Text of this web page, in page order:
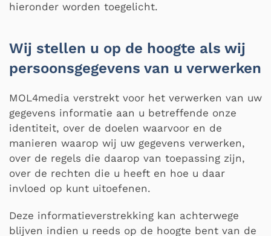
hieronder worden toegelicht.
Wij stellen u op de hoogte als wij
persoonsgegevens van u verwerken
MOL4media verstrekt voor het verwerken van uw
gegevens informatie aan u betreffende onze
identiteit, over de doelen waarvoor en de
manieren waarop wij uw gegevens verwerken,
over de regels die daarop van toepassing zijn,
over de rechten die u heeft en hoe u daar
invloed op kunt uitoefenen.
Deze informatieverstrekking kan achterwege
blijven indien u reeds op de hoogte bent van de